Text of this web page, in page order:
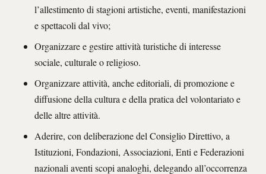
l’allestimento di stagioni artistiche, eventi, manifestazioni
e spettacoli dal vivo;
Organizzare e gestire attività turistiche di interesse
sociale, culturale o religioso.
Organizzare attività, anche editoriali, di promozione e
diffusione della cultura e della pratica del volontariato e
delle altre attività.
Aderire, con deliberazione del Consiglio Direttivo, a
Istituzioni, Fondazioni, Associazioni, Enti e Federazioni
nazionali aventi scopi analoghi, delegando all’occorrenza